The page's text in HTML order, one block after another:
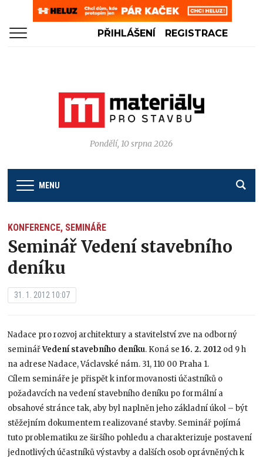
PŘIHLÁŠENÍ REGISTRACE
Pondělí, 10 srpna 2026
MENU
KONFERENCE, SEMINÁŘE
Seminář Vedení stavebního
deníku
31. 1. 2012 10:07
Nadace pro rozvoj architektury a stavitelství zve na odborný
seminářVedení stavebního deníku. Koná se16. 2. 2012 od 9 h
na adrese Nadace, Václavské nám. 31, 110 00 Praha 1.
Cílem semináře je přispět k informovanosti účastníků o
požadavcích na vedení stavebního deníku po formální a
obsahové stránce tak, aby byl naplněn jeho základní úkol – být
stěžejním dokumentem realizované stavby. Seminář pojímá
tuto problematiku ze širšího pohledu a charakterizuje postavení
jednotlivých účastníků výstavby a dalších osob oprávněných k